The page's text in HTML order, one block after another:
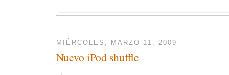
MIÉRCOLES, MARZO 11, 2009
Nuevo iPod shuffle